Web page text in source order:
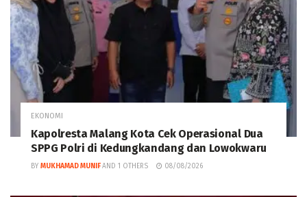
EKONOMI
Kapolresta Malang Kota Cek Operasional Dua
SPPG Polri di Kedungkandang dan Lowokwaru
BY MUKHAMAD MUNIF AND 1 OTHERS 08/08/2026